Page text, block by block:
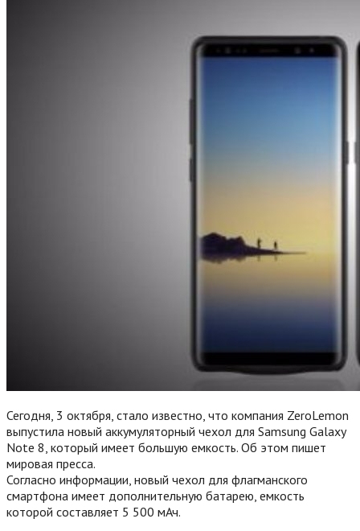
Сегодня, 3 октября, стало известно, что компания ZeroLemon
выпустила новый аккумуляторный чехол для Samsung Galaxy
Note 8, который имеет большую емкость. Об этом пишет
мировая пресса.
Согласно информации, новый чехол для флагманского
смартфона имеет дополнительную батарею, емкость
которой составляет 5 500 мАч.